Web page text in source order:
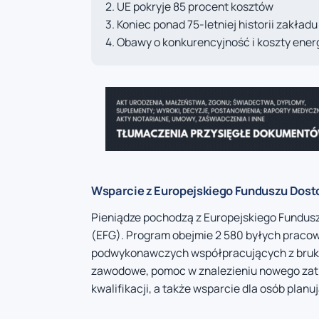
UE pokryje 85 procent kosztów
Koniec ponad 75-letniej historii zakładu
Obawy o konkurencyjność i koszty
Wsparcie z Europejskiego Funduszu
Pieniądze pochodzą z Europejskiego
(EFG). Program obejmie 2 580 byłych
podwykonawczych współpracujących z
zawodowe, pomoc w znalezieniu nowego
kwalifikacji, a także wsparcie dla osób